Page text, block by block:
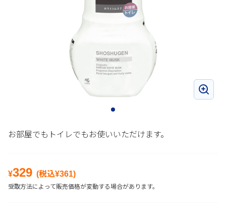
お部屋でもトイレでもお使いいただけます。
¥329 (税込¥361)
受取方法によって販売価格が変動する場合があります。